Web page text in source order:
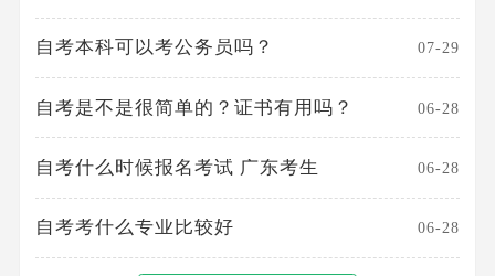
自考本科可以考公务员吗？ 07-29
自考是不是很简单的？证书有用吗？ 06-28
自考什么时候报名考试 广东考生 06-28
自考考什么专业比较好 06-28